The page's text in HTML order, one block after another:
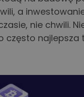
a
nie chwili.
często najlepsza